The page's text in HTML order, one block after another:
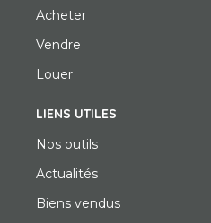
Acheter
Vendre
Louer
LIENS UTILES
Nos outils
Actualités
Biens vendus